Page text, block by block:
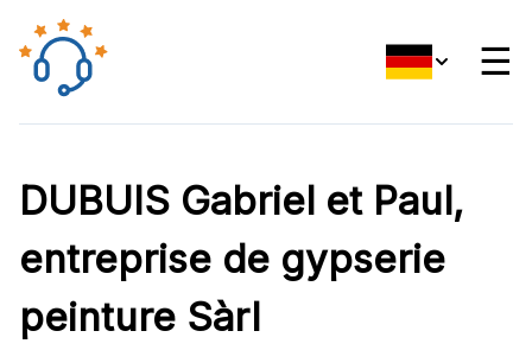
☰
DUBUIS Gabriel et Paul,
entreprise de gypserie
peinture Sàrl